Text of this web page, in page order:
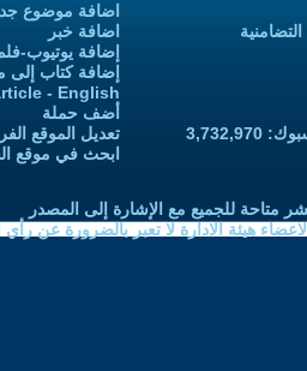
اضافة موضوع
اضافة خبر
إضافة يوتيوب-
إضافة كتاب إلى
- English
أضف حملة
تعديل الموقع
ابحث في موقع
متاحة للجميع مع الإشارة إلى المصدر
هيئة الادارة لا تعبر بالضرورة عن رأي